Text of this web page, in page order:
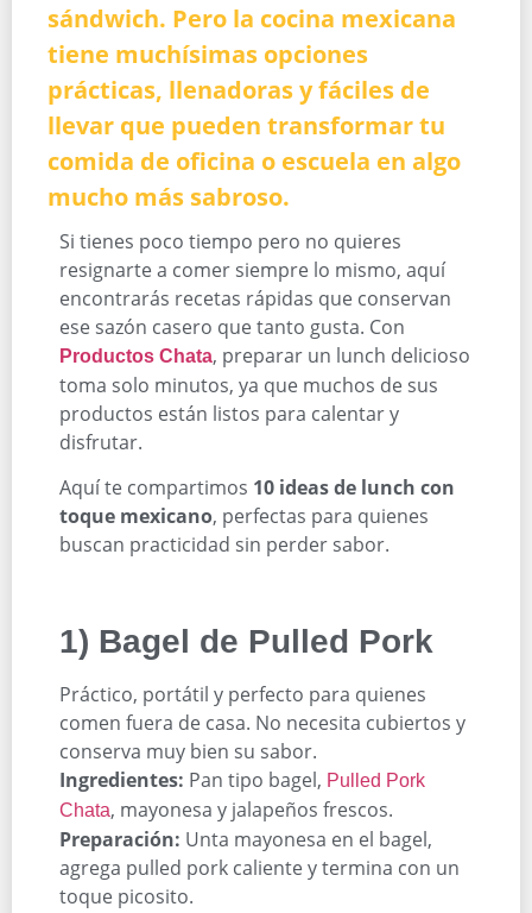
sándwich. Pero la cocina mexicana
tiene muchísimas opciones
prácticas, llenadoras y fáciles de
llevar que pueden transformar tu
comida de oficina o escuela en algo
mucho más sabroso.
Si tienes poco tiempo pero no quieres
resignarte a comer siempre lo mismo, aquí
encontrarás recetas rápidas que conservan
ese sazón casero que tanto gusta. Con
Productos Chata, preparar un lunch delicioso
toma solo minutos, ya que muchos de sus
productos están listos para calentar y
disfrutar.
Aquí te compartimos 10 ideas de lunch con
toque mexicano, perfectas para quienes
buscan practicidad sin perder sabor.
1) Bagel de Pulled Pork
Práctico, portátil y perfecto para quienes
comen fuera de casa. No necesita cubiertos y
conserva muy bien su sabor.
Ingredientes: Pan tipo bagel, Pulled Pork
Chata, mayonesa y jalapeños frescos.
Preparación: Unta mayonesa en el bagel,
agrega pulled pork caliente y termina con un
toque picosito.